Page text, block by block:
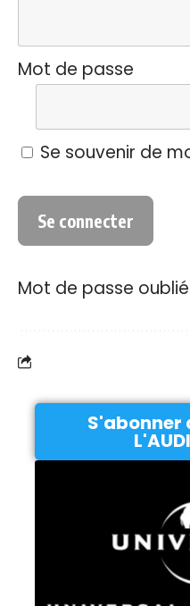
Mot de passe
Se souvenir de
Mot de passe oublié
S'abonner